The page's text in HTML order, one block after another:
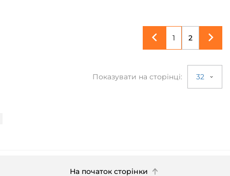
1 2
Показувати на сторінці: 32
На початок сторінки